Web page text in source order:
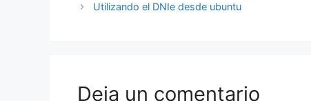
Utilizando el DNIe desde ubuntu
Deja un comentario